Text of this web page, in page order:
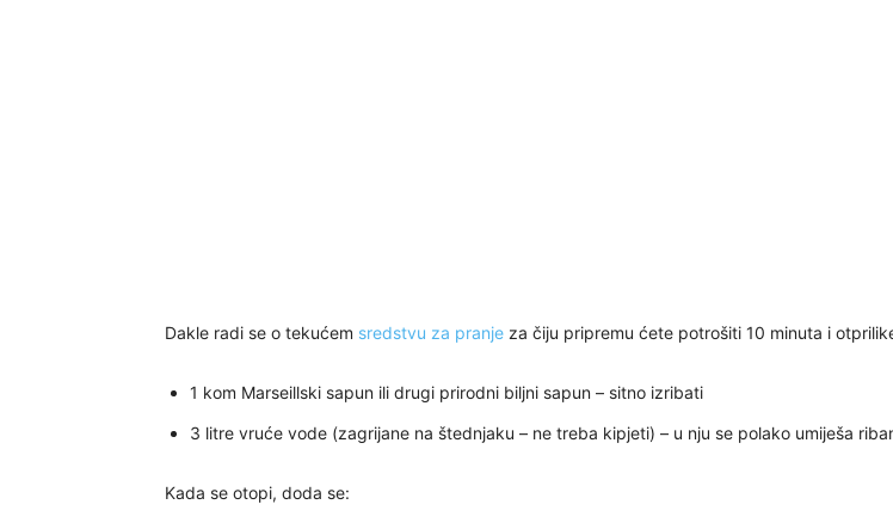
Dakle radi se o tekućem sredstvu za pranje za čiju pripremu ćete potrošiti 10 minuta i
1 kom Marseillski sapun ili drugi prirodni biljni sapun – sitno izribati
3 litre vruće vode (zagrijane na štednjaku – ne treba kipjeti) – u nju se polako umiješa
Kada se otopi, doda se: